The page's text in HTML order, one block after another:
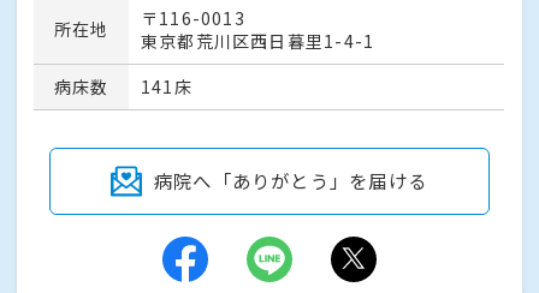
所在地
〒116-0013
東京都荒川区西日暮里1-4-1
病床数
141床
病院へ「ありがとう」を届ける